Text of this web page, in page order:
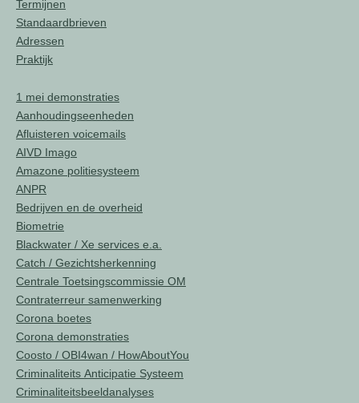
Termijnen
Standaardbrieven
Adressen
Praktijk
1 mei demonstraties
Aanhoudingseenheden
Afluisteren voicemails
AIVD Imago
Amazone politiesysteem
ANPR
Bedrijven en de overheid
Biometrie
Blackwater / Xe services e.a.
Catch / Gezichtsherkenning
Centrale Toetsingscommissie OM
Contraterreur samenwerking
Corona boetes
Corona demonstraties
Coosto / OBI4wan / HowAboutYou
Criminaliteits Anticipatie Systeem
Criminaliteitsbeeldanalyses